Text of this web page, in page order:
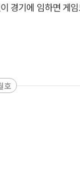
경기에 임하면 게
호